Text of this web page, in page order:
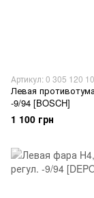
Артикул: 0 305 120
Левая
-9/94 [BOSCH]
1 100 грн